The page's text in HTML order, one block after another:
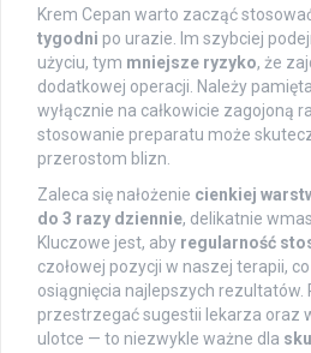
Krem Cepan warto zacząć
tygodni po urazie. Im szybciej
użyciu, tym mniejsze ryzyko, że
dodatkowej operacji. Należy
wyłącznie na całkowicie zagojoną
stosowanie preparatu może
przerostom blizn.
Zaleca się nałożenie cienkiej
do 3 razy dziennie, delikatnie
Kluczowe jest, aby regularność
czołowej pozycji w naszej terapii,
osiągnięcia najlepszych rezultatów.
przestrzegać sugestii lekarza oraz
ulotce — to niezwykle ważne dla